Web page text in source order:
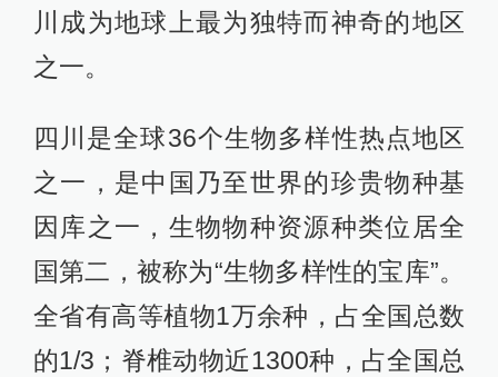
川成为地球上最为独特而神奇的地区
之一。
四川是全球36个生物多样性热点地区
之一，是中国乃至世界的珍贵物种基
因库之一，生物物种资源种类位居全
国第二，被称为“生物多样性的宝库”。
全省有高等植物1万余种，占全国总数
的1/3；脊椎动物近1300种，占全国总